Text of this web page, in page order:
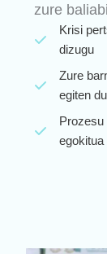
zure
Krisi
dizugu
Zure
egiten
Prozesu
egokitua